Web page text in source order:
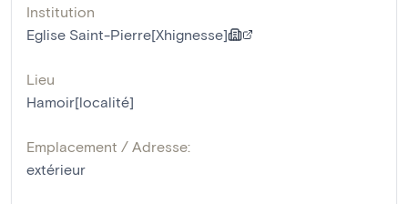
Institution
Eglise Saint-Pierre[Xhignesse]
Lieu
Hamoir[localité]
Emplacement / Adresse:
extérieur